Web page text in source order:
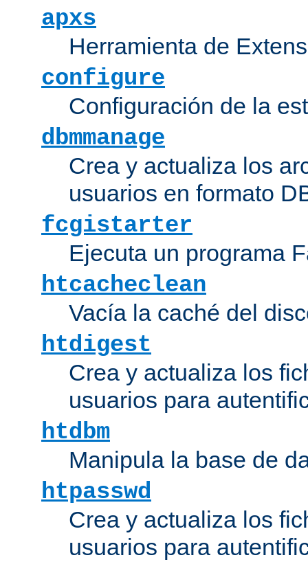
apxs
Herramienta de
configure
Configuración de la
dbmmanage
Crea y actualiza los
usuarios en formato
fcgistarter
Ejecuta un programa
htcacheclean
Vacía la caché del
htdigest
Crea y actualiza los
usuarios para
htdbm
Manipula la base de
htpasswd
Crea y actualiza los
usuarios para